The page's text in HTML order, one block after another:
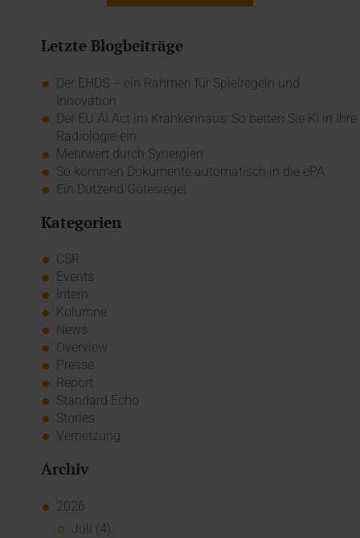
Letzte Blogbeiträge
Der EHDS – ein Rahmen für Spielregeln und
Innovation
Der EU AI Act im Krankenhaus: So betten Sie KI in Ihre
Radiologie ein
Mehrwert durch Synergien
So kommen Dokumente automatisch in die ePA
Ein Dutzend Gütesiegel
Kategorien
CSR
Events
Intern
Kolumne
News
Overview
Presse
Report
Standard Echo
Stories
Vernetzung
Archiv
2026
Juli (4)